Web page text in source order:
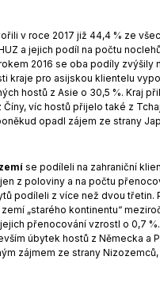
v roce 2017 již 44,4 % ze
a jejich podíl na počtu
2016 se oba podíly zvýšily
kraje pro asijskou klientelu
hostů z Asie o 30,5 %. Kraj
víc hostů přijelo také z
opadl zájem ze strany
se podíleli na zahraniční
z poloviny a na počtu
podíleli z více než dvou třetin.
„starého kontinentu“
přenocování vzrostl o 0,7
úbytek hostů z Německa a
zájmem ze strany Nizozemců,